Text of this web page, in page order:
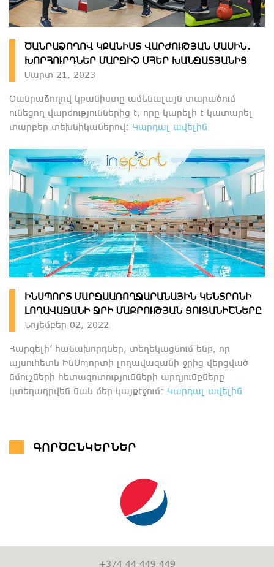
ԾԱՆՐԱՁՈՂՈՎ ԿՔԱՆԻՍՏ ՎԱՐԺՈՒԹՅԱՆ ՄԱՍԻՆ․
ԽՈՐՀՈՒՐԴՆԵՐ ՄԱՐԶԻՉ ՄՀԵՐ ԽԱՆԶԱՏՅԱՆԻՑ
Մարտ 21, 2023
Ծանրաձողով կքանիստը ամենալայն տարածում
ունեցող վարժություններից է, որը կարելի է կատարել
տարբեր տեխնիկաներով։ Կարդալ ավելին
ԻՆՍՊՈՐՏ ՄԱՐԶԱԱՌՈՂՋԱՐԱՆԱՅԻՆ ԿԵՆՏՐՈՆԻ
ԼՈՂԱՎԱԶԱՆԻ ՋՐԻ ՄԱՔՐՈՒԹՅԱՆ ՑՈՒՑԱՆԻՇՆԵՐԸ
Նոյեմբեր 02, 2022
Հարգելի՛ հաճախորդներ, տեղեկացնում ենք, որ
այսուհետև ԻնՍպորտի լողավազանի ջրից վերցված
նմուշների հետազոտությունների արդյունքները
կտեղադրվեն նաև մեր կայքէջում։ Կարդալ ավելին
ԳՈՐԾԸՆԿԵՐՆԵՐ
+374 44 449 449